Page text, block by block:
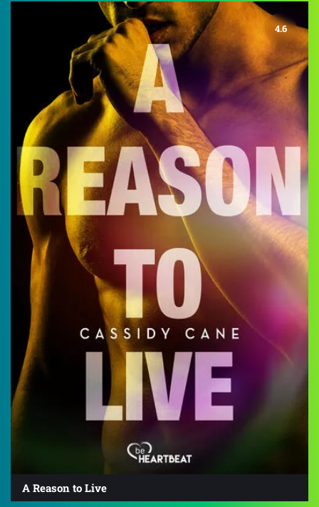
4.6
A Reason to Live